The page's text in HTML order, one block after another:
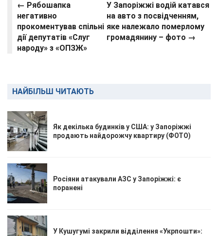
← Рябошапка
негативно
прокоментував спільні
дії депутатів «Слуг
народу» з «ОПЗЖ»
У Запоріжжі водій катався
на авто з посвідченням,
яке належало померлому
громадянину – фото →
НАЙБІЛЬШ ЧИТАЮТЬ
Як декілька будинків у США: у Запоріжжі
продають найдорожчу квартиру (ФОТО)
Росіяни атакували АЗС у Запоріжжі: є
поранені
У Кушугумі закрили відділення «Укрпошти»: